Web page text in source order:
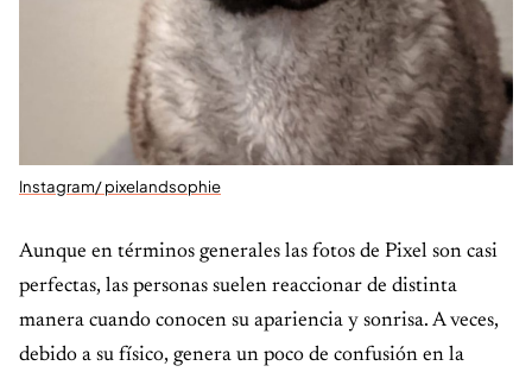
Instagram/ pixelandsophie
Aunque en términos generales las fotos de Pixel son casi
perfectas, las personas suelen reaccionar de distinta
manera cuando conocen su apariencia y sonrisa. A veces,
debido a su físico, genera un poco de confusión en la